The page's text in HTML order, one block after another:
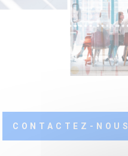
CONTACTEZ-NOUS